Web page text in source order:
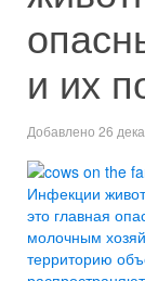
и их
Добавлено 26
Инфекции
это главная
молочным
территорию